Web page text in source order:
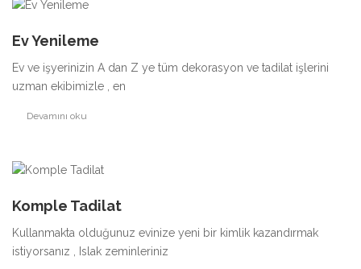
Ev Yenileme
Ev ve işyerinizin A dan Z ye tüm dekorasyon ve tadilat işlerini
uzman ekibimizle , en
Devamını oku
Komple Tadilat
Kullanmakta olduğunuz evinize yeni bir kimlik kazandırmak
istiyorsanız , Islak zeminleriniz